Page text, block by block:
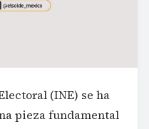
(INE) se ha
pieza fundamental